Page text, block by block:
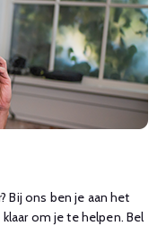
Bij ons ben je aan het
om je te helpen. Bel